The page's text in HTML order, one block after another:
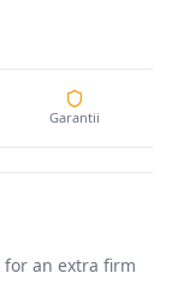
Garantii
an extra firm